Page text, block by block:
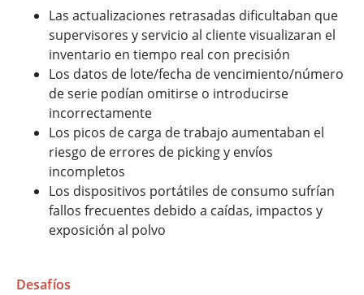
Las actualizaciones retrasadas dificultaban que
supervisores y servicio al cliente visualizaran el
inventario en tiempo real con precisión
Los datos de lote/fecha de vencimiento/número
de serie podían omitirse o introducirse
incorrectamente
Los picos de carga de trabajo aumentaban el
riesgo de errores de picking y envíos
incompletos
Los dispositivos portátiles de consumo sufrían
fallos frecuentes debido a caídas, impactos y
exposición al polvo
Desafíos